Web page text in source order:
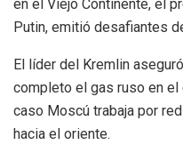
en el Viejo Continente, el
Putin, emitió desafiantes
El líder del Kremlin
completo el gas ruso en
caso Moscú trabaja por
hacia el oriente.